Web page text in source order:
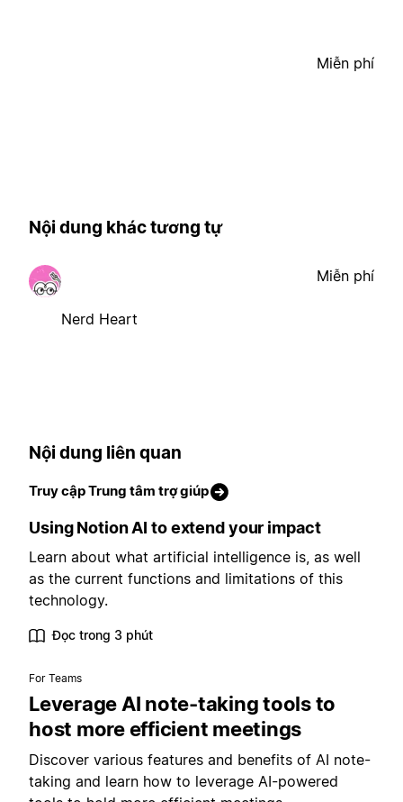
Miễn phí
Nội dung khác tương tự
Nerd Heart
Miễn phí
Nội dung liên quan
Truy cập Trung tâm trợ giúp
Using Notion AI to extend your impact
Learn about what artificial intelligence is, as well
as the current functions and limitations of this
technology.
Đọc trong 3 phút
For Teams
Leverage AI note-taking tools to
host more efficient meetings
Discover various features and benefits of AI note-
taking and learn how to leverage AI-powered